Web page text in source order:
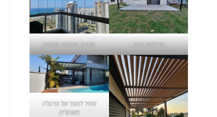
פרגולות גינה סגירת מרפסת פתוחה
מחיר למטר של פרגולה
חשמלית